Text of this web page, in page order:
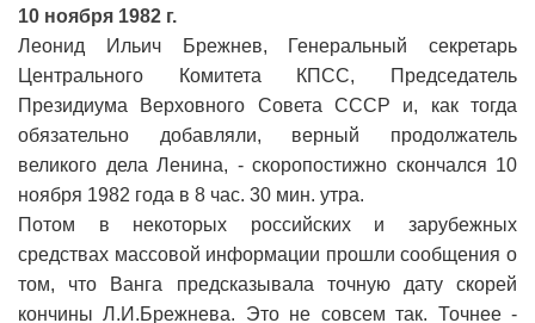
10 ноября 1982 г.
Леонид Ильич Брежнев, Генеральный секретарь
Центрального Комитета КПСС, Председатель
Президиума Верховного Совета СССР и, как тогда
обязательно добавляли, верный продолжатель
великого дела Ленина, - скоропостижно скончался 10
ноября 1982 года в 8 час. 30 мин. утра.
Потом в некоторых российских и зарубежных
средствах массовой информации прошли сообщения о
том, что Ванга предсказывала точную дату скорей
кончины Л.И.Брежнева. Это не совсем так. Точнее -